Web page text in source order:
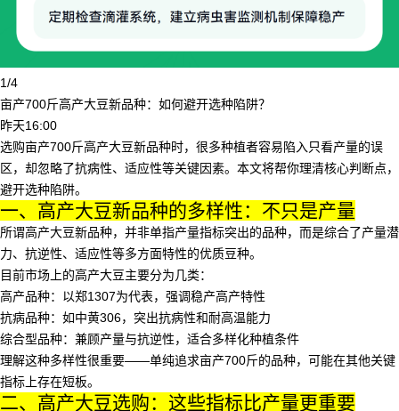
1/4
亩产700斤高产大豆新品种：如何避开选种陷阱？
昨天16:00
选购亩产700斤高产大豆新品种时，很多种植者容易陷入只看产量的误
区，却忽略了抗病性、适应性等关键因素。本文将帮你理清核心判断点，
避开选种陷阱。
一、高产大豆新品种的多样性：不只是产量
所谓高产大豆新品种，并非单指产量指标突出的品种，而是综合了产量潜
力、抗逆性、适应性等多方面特性的优质豆种。
目前市场上的高产大豆主要分为几类：
高产品种：以郑1307为代表，强调稳产高产特性
抗病品种：如中黄306，突出抗病性和耐高温能力
综合型品种：兼顾产量与抗逆性，适合多样化种植条件
理解这种多样性很重要——单纯追求亩产700斤的品种，可能在其他关键
指标上存在短板。
二、高产大豆选购：这些指标比产量更重要